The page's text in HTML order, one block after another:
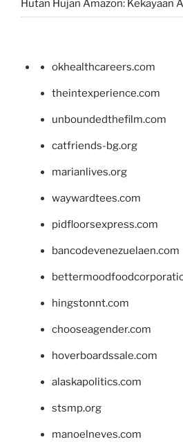
Hutan Hujan Amazon: Kekayaan
okhealthcareers.com
theintexperience.com
unboundedthefilm.com
catfriends-bg.org
marianlives.org
waywardtees.com
pidfloorsexpress.com
bancodevenezuelaen.com
hingstonnt.com
chooseagender.com
hoverboardssale.com
alaskapolitics.com
stsmp.org
manoelneves.com